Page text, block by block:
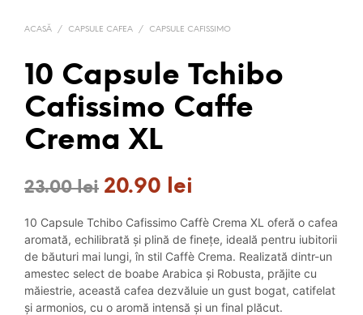
ACASĂ / CAPSULE CAFEA / CAPSULE CAFISSIMO
10 Capsule Tchibo
Cafissimo Caffe
Crema XL
23.00lei Prețul
inițial
a
fost:
23.00 lei.
20.90 lei
curent
este:
20.90 lei.
10 Capsule Tchibo Cafissimo Caffè Crema XL oferă o cafea
aromată, echilibrată și plină de finețe, ideală pentru iubitorii
de băuturi mai lungi, în stil Caffè Crema. Realizată dintr-un
amestec select de boabe Arabica și Robusta, prăjite cu
măiestrie, această cafea dezvăluie un gust bogat, catifelat
și armonios, cu o aromă intensă și un final plăcut.